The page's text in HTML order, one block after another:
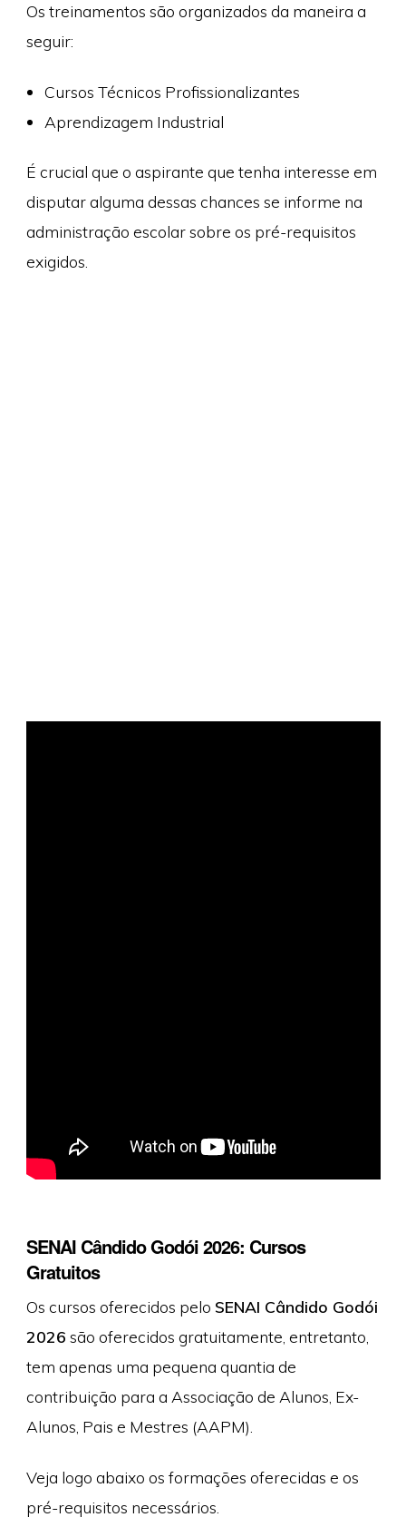
Os treinamentos são organizados da maneira a
seguir:
Cursos Técnicos Profissionalizantes
Aprendizagem Industrial
É crucial que o aspirante que tenha interesse em
disputar alguma dessas chances se informe na
administração escolar sobre os pré-requisitos
exigidos.
SENAI Cândido Godói 2026: Cursos
Gratuitos
Os cursos oferecidos pelo SENAI Cândido Godói
2026 são oferecidos gratuitamente, entretanto,
tem apenas uma pequena quantia de
contribuição para a Associação de Alunos, Ex-
Alunos, Pais e Mestres (AAPM).
Veja logo abaixo os formações oferecidas e os
pré-requisitos necessários.